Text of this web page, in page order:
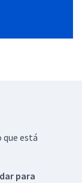
que está
para